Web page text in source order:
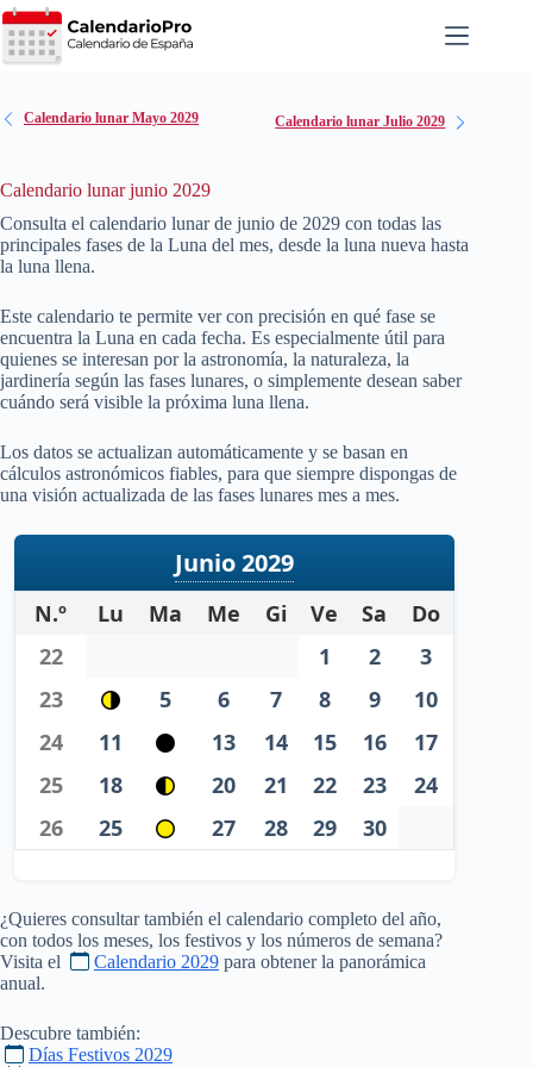
Saltar
al
contenido
Calendario lunar Mayo 2029 Calendario lunar Julio 2029
Calendario lunar junio 2029
Consulta el calendario lunar de junio de 2029 con todas las
principales fases de la Luna del mes, desde la luna nueva hasta
la luna llena.
Este calendario te permite ver con precisión en qué fase se
encuentra la Luna en cada fecha. Es especialmente útil para
quienes se interesan por la astronomía, la naturaleza, la
jardinería según las fases lunares, o simplemente desean saber
cuándo será visible la próxima luna llena.
Los datos se actualizan automáticamente y se basan en
cálculos astronómicos fiables, para que siempre dispongas de
una visión actualizada de las fases lunares mes a mes.
Junio 2029
N.º Lu Ma Me Gi Ve Sa
Do
22
1 2
3
23
5 6 7 8 9
10
24
11 13 14 15 16
17
25
18 20 21 22 23
24
26
25 27 28 29 30
¿Quieres consultar también el calendario completo del año,
con todos los meses, los festivos y los números de semana?
Visita el
Calendario 2029 para obtener la panorámica
anual.
Descubre también:
Días Festivos 2029